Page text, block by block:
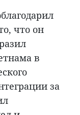
что он
в
за